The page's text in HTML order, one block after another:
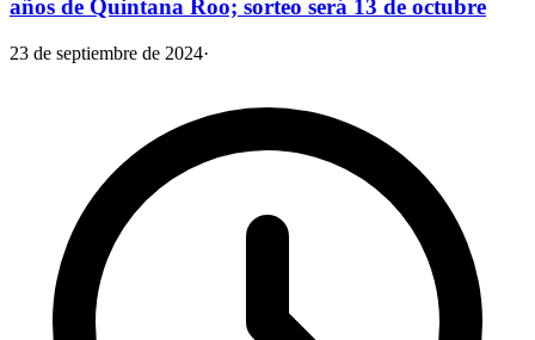
años de Quintana Roo; sorteo será 13 de octubre
23 de septiembre de 2024·